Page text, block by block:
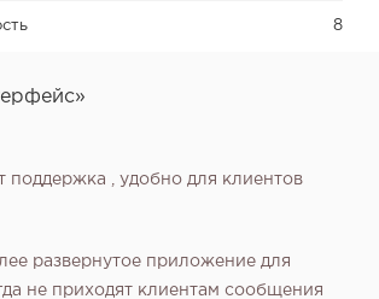
8
поддержка , удобно для клиентов
развернутое приложение для
не приходят клиентам сообщения